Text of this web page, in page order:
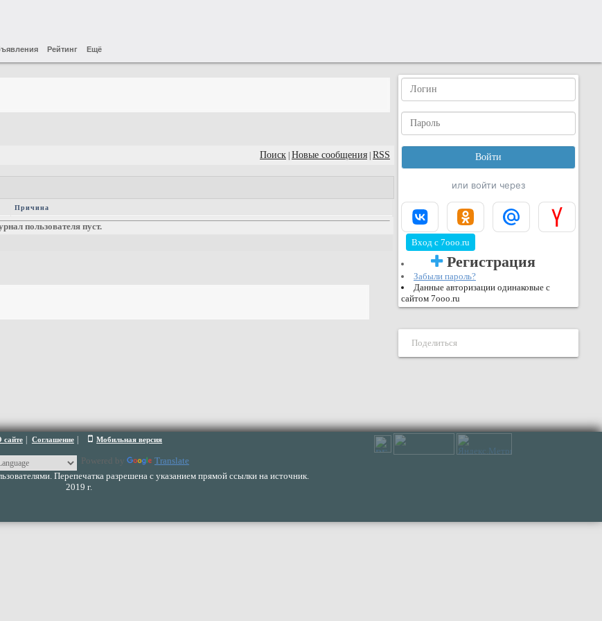
Рейтинг Ещё
Поиск Новые сообщения RSS
Причина
пользователя пуст.
или войти через
Вход с 7ooo.ru
Регистрация
Забыли пароль?
Данные авторизации одинаковые с
сайтом 7ooo.ru
Поделиться
сайте Соглашение Мобильная версия
Powered by
Translate
Перепечатка разрешена с указанием прямой ссылки на источник.
2019 г.